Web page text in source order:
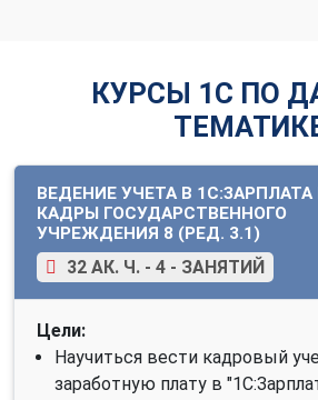
КУРСЫ 1С ПО
ВЕДЕНИЕ УЧЕТА В 1С:ЗАРПЛАТА
КАДРЫ ГОСУДАРСТВЕННОГО
УЧРЕЖДЕНИЯ 8 (РЕД. 3.1)
32 АК. Ч. - 4 - ЗАНЯТИЙ
Цели:
Научиться вести кадровый
заработную плату в